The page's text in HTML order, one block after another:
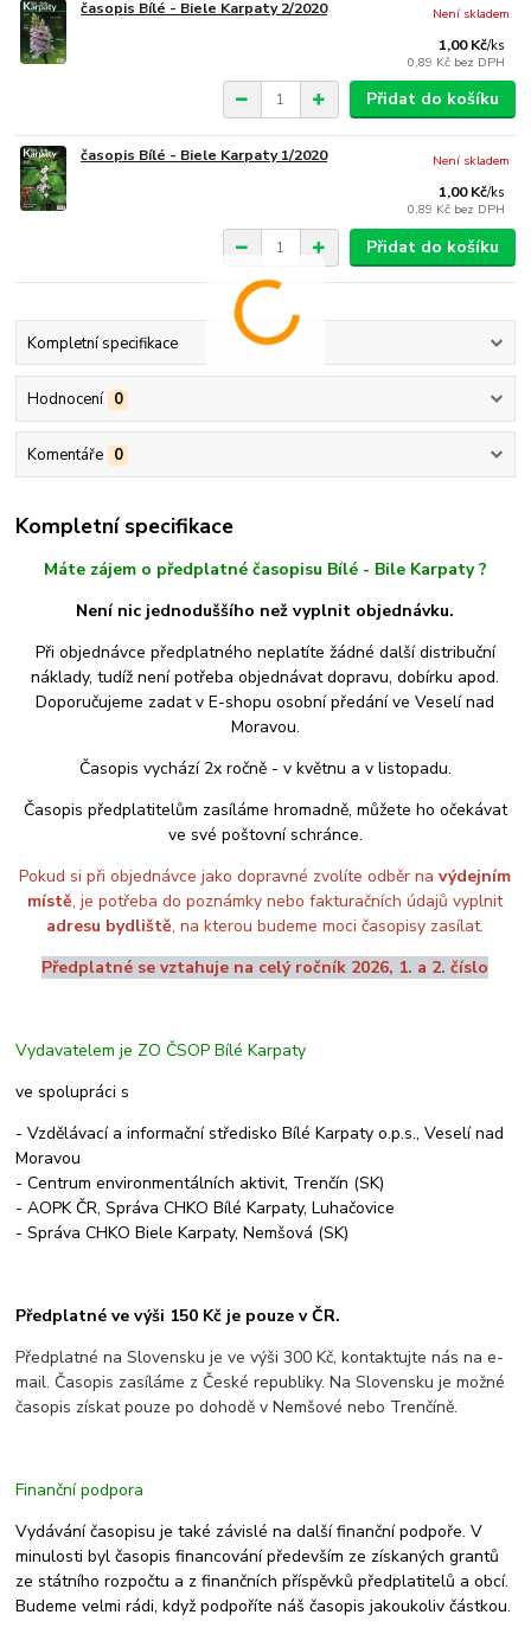
časopis Bílé - Biele Karpaty 2/2020
1,00 Kč/ks
0,89 Kč bez DPH
Není skladem
Přidat do košíku
časopis Bílé - Biele Karpaty 1/2020
1,00 Kč/ks
0,89 Kč bez DPH
Není skladem
Přidat do košíku
Kompletní specifikace
Hodnocení 0
Komentáře 0
Kompletní specifikace
Máte zájem o předplatné časopisu Bílé - Bile Karpaty ?
Není nic jednoduššího než vyplnit objednávku.
Při objednávce předplatného neplatíte žádné další distribuční
náklady, tudíž není potřeba objednávat dopravu, dobírku apod.
Doporučujeme zadat v E-shopu osobní předání ve Veselí nad
Moravou.
Časopis vychází 2x ročně - v květnu a v listopadu.
Časopis předplatitelům zasíláme hromadně, můžete ho očekávat
ve své poštovní schránce.
Pokud si při objednávce jako dopravné zvolíte odběr navýdejním
místě, je potřeba do poznámky nebo fakturačních údajů vyplnit
adresu bydliště, na kterou budeme moci časopisy zasílat.
Předplatné se vztahuje na celý ročník 2026, 1. a 2. číslo
Vydavatelem je ZO ČSOP Bílé Karpaty
ve spolupráci s
- Vzdělávací a informační středisko Bílé Karpaty o.p.s., Veselí nad
Moravou
- Centrum environmentálních aktivit, Trenčín (SK)
- AOPK ČR, Správa CHKO Bílé Karpaty, Luhačovice
- Správa CHKO Biele Karpaty, Nemšová (SK)
Předplatné ve výši 150 Kč je pouze v ČR.
Předplatné na Slovensku je ve výši 300 Kč, kontaktujte nás na e-
mail. Časopis zasíláme z České republiky. Na Slovensku je možné
časopis získat pouze po dohodě v Nemšové nebo Trenčíně.
Finanční podpora
Vydávání časopisu je také závislé na další finanční podpoře. V
minulosti byl časopis financování především ze získaných grantů
ze státního rozpočtu a z finančních příspěvků předplatitelů a obcí.
Budeme velmi rádi, když podpoříte náš časopis jakoukoliv částkou.